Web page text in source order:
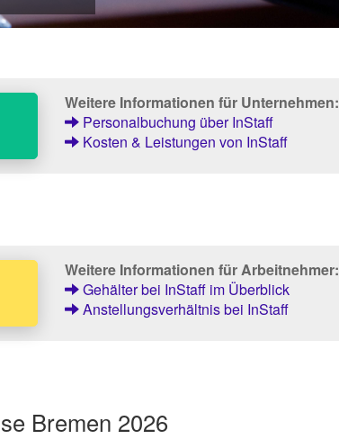
Weitere Informationen für Unternehmen:
Personalbuchung über InStaff
Kosten & Leistungen von InStaff
Weitere Informationen für Arbeitnehmer:
Gehälter bei InStaff im Überblick
Anstellungsverhältnis bei InStaff
Bremen 2026